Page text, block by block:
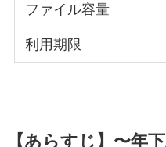
ファイル容量
利用期限
【あらすじ】〜年